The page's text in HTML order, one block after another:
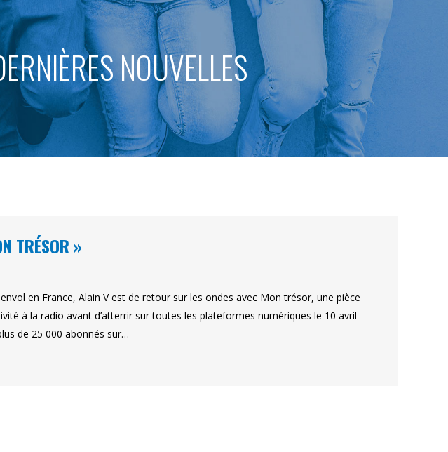
NOUVELLES
TRÉSOR »
en France, Alain V est de retour sur les ondes avec Mon trésor, une pièce
à la radio avant d’atterrir sur toutes les plateformes numériques le 10 avril
de 25 000 abonnés sur…